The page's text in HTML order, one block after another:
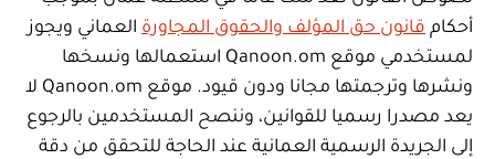
أحكام قانون حق المؤلف والحقوق المجاورة العماني ويجوز
لمستخدمي موقع Qanoon.om استعمالها ونسخها
ونشرها وترجمتها مجانا ودون قيود. موقع Qanoon.om لا
يعد مصدرا رسميا للقوانين، وننصح المستخدمين بالرجوع
إلى الجريدة الرسمية العمانية عند الحاجة للتحقق من دقة